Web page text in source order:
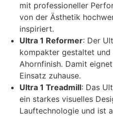
mit professioneller
von der Ästhetik
inspiriert.
Ultra 1 Reformer: Der
kompakter gestaltet
Ahornfinish. Damit
Einsatz zuhause.
Ultra 1 Treadmill: Das
ein starkes visuelles
Lauftechnologie und ist